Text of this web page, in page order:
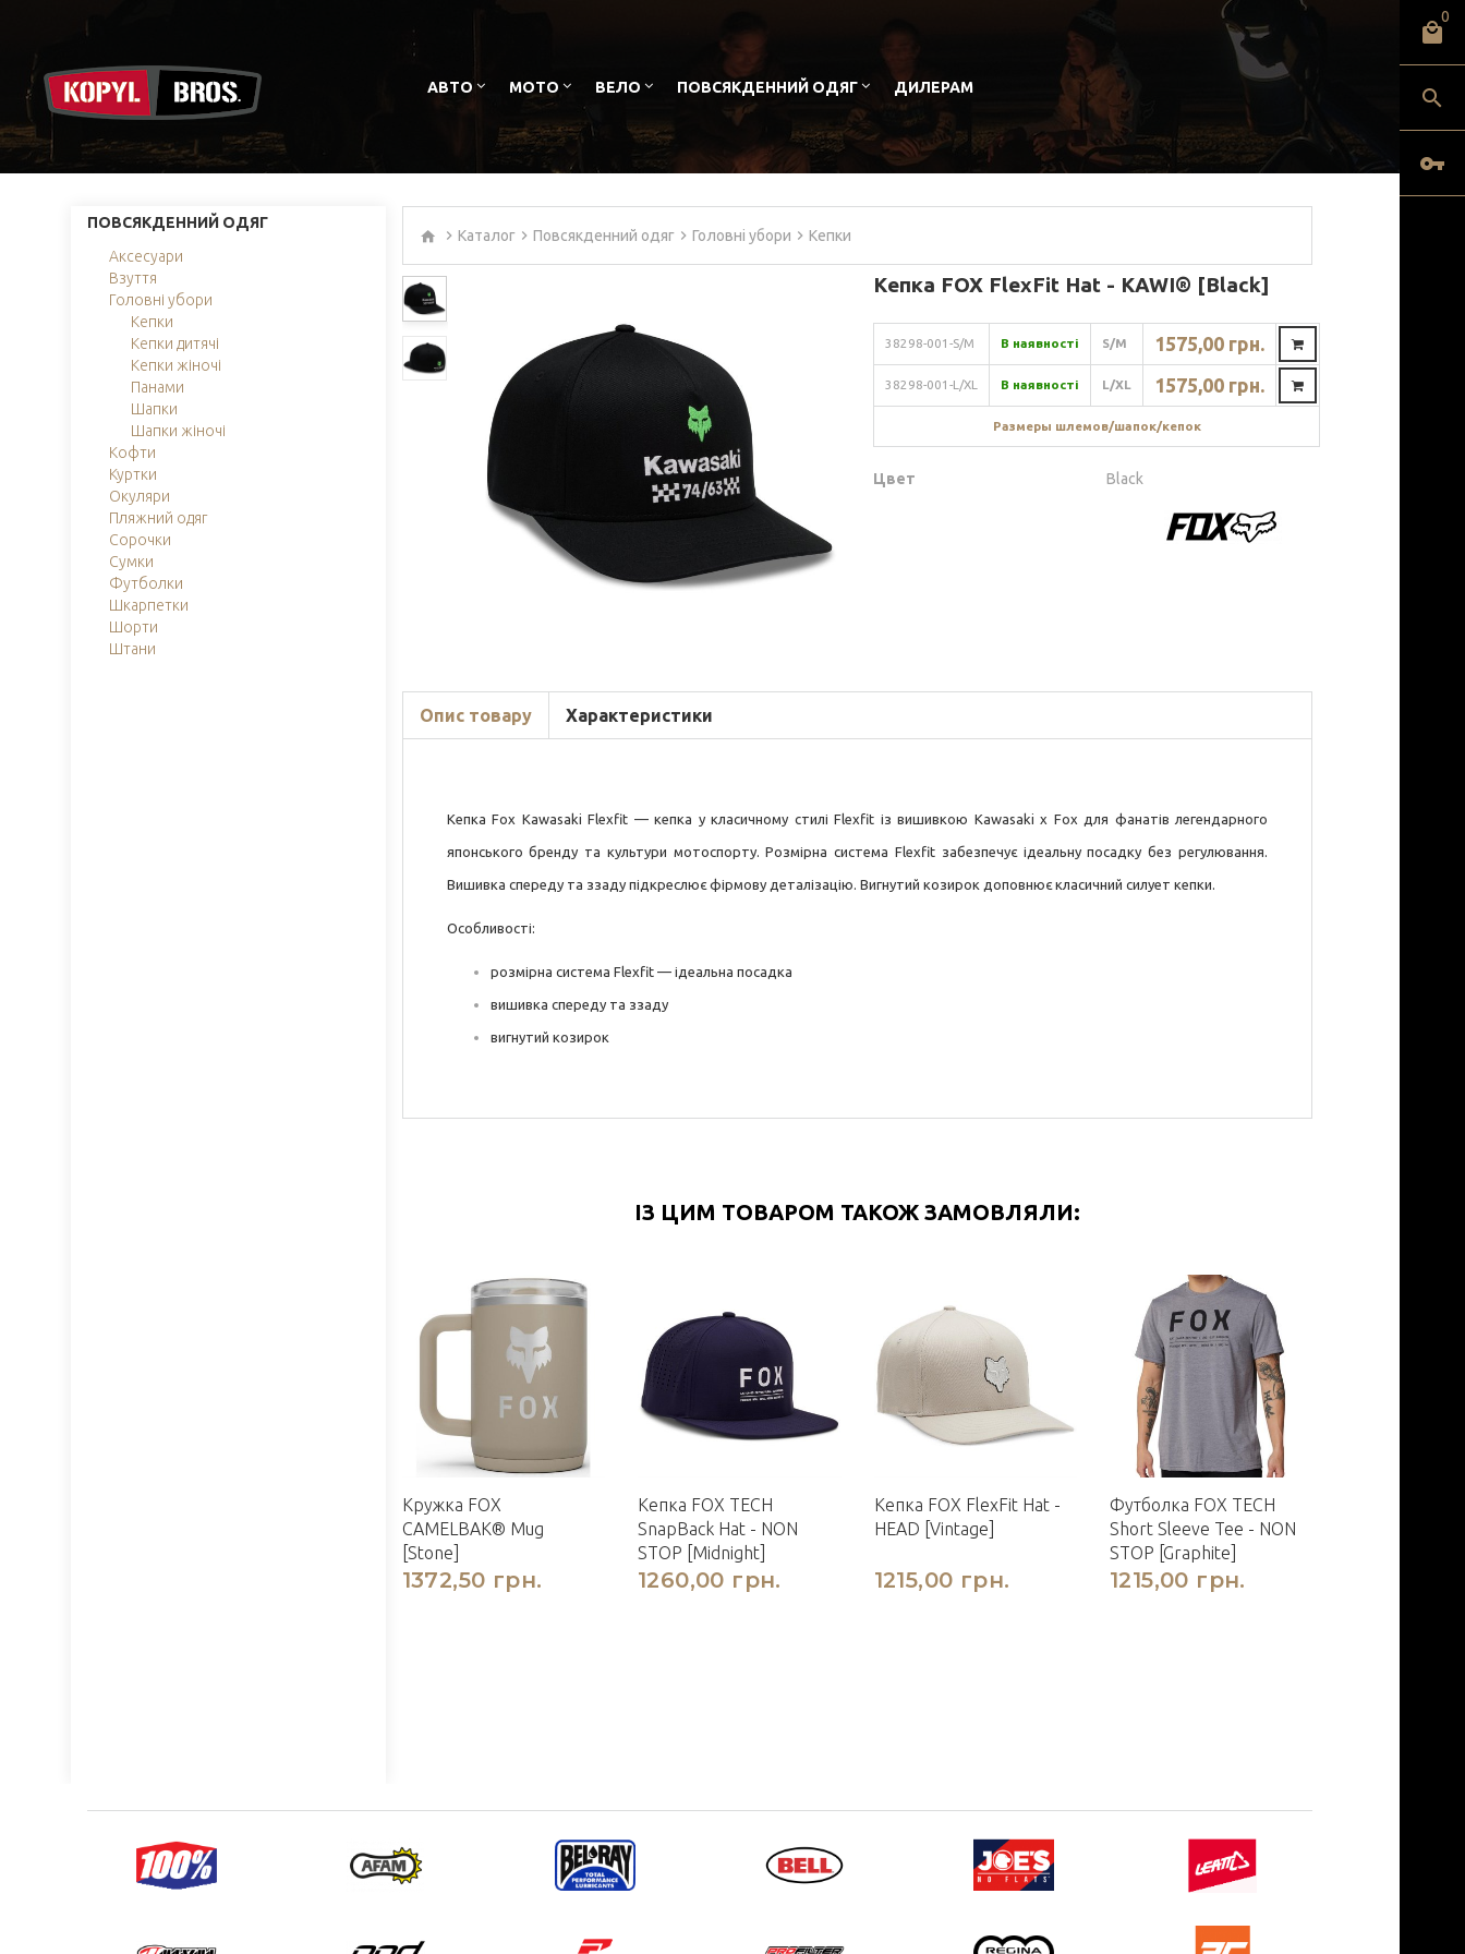
0
АВТО МОТО ВЕЛО ПОВСЯКДЕННИЙ ОДЯГ ДИЛЕРАМ
ПОВСЯКДЕННИЙ ОДЯГ
Аксесуари
Взуття
Головні убори
Кепки
Кепки дитячі
Кепки жіночі
Панами
Шапки
Шапки жіночі
Кофти
Куртки
Окуляри
Пляжний одяг
Сорочки
Сумки
Футболки
Шкарпетки
Шорти
Штани
Каталог Повсякденний одяг Головні убори Кепки
Кепка FOX FlexFit Hat - KAWI® [Black]
38298-001-S/M В наявності S/M 1575,00 грн.
38298-001-L/XL В наявності L/XL 1575,00 грн.
Размеры шлемов/шапок/кепок
Цвет Black
Опис товару Характеристики
Кепка Fox Kawasaki Flexfit — кепка у класичному стилі Flexfit із вишивкою Kawasaki x Fox для фанатів легендарного
японського бренду та культури мотоспорту. Розмірна система Flexfit забезпечує ідеальну посадку без регулювання.
Вишивка спереду та ззаду підкреслює фірмову деталізацію. Вигнутий козирок доповнює класичний силует кепки.
Особливості:
розмірна система Flexfit — ідеальна посадка
вишивка спереду та ззаду
вигнутий козирок
ІЗ ЦИМ ТОВАРОМ ТАКОЖ ЗАМОВЛЯЛИ:
Кружка FOX
CAMELBAK® Mug
[Stone]
1372,50 грн.
Кепка FOX TECH
SnapBack Hat - NON
STOP [Midnight]
1260,00 грн.
Кепка FOX FlexFit Hat -
HEAD [Vintage]
1215,00 грн.
Футболка FOX TECH
Short Sleeve Tee - NON
STOP [Graphite]
1215,00 грн.